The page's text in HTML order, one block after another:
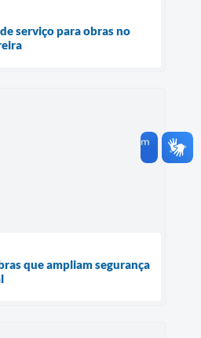
serviço para obras no
que ampliam segurança